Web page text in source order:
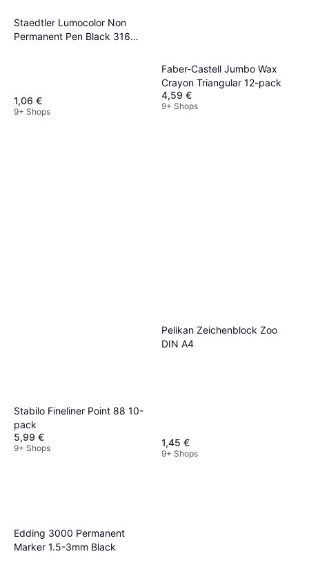
Staedtler Lumocolor Non
Permanent Pen Black 316
1,06 €
9+ Shops
Faber-Castell Jumbo Wax
Crayon Triangular 12-pack
4,59 €
9+ Shops
Stabilo Fineliner Point 88 10-
pack
5,99 €
9+ Shops
Pelikan Zeichenblock Zoo
DIN A4
1,45 €
9+ Shops
Edding 3000 Permanent
Marker 1.5-3mm Black